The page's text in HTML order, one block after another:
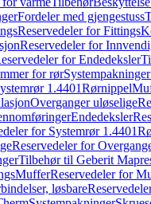
Fordeler med gjengestuss
Reservedeler for Fittings
Reservedeler for
for Endedeksler
for rørSystempakninger
1.4401Rørnippel
Overganger uløselige
Endedeksler
for Systemrør 1.4401
Reservedeler for
Tilbehør til Geberit
MufferReservedeler for
løsbare